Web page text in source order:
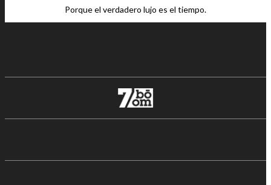
Porque el verdadero lujo es el tiempo.